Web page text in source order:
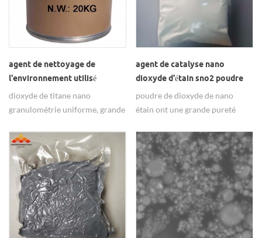
agent de nettoyage de
l'environnement utilisé
dioxyde de titane nano
dioxyde de titane nano
granulométrie uniforme, grande
dispersion, fort effet des
nanomatériaux.
agent de catalyse nano
dioxyde d'étain sno2 poudre
poudre de dioxyde de nano
étain ont une grande pureté
dans le catalyseur.